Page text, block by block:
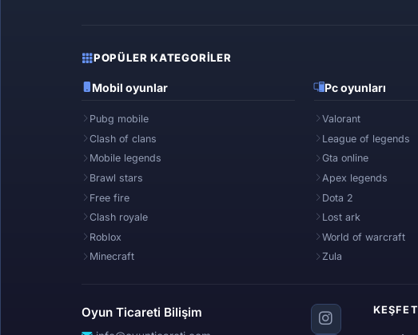
POPÜLER KATEGORILER
Mobil oyunlar
Pubg mobile
Clash of clans
Mobile legends
Brawl stars
Free fire
Clash royale
Roblox
Minecraft
Pc oyunları
Valorant
League of legends
Gta online
Apex legends
Dota 2
Lost ark
World of warcraft
Zula
Oyun Ticareti Bilişim KEŞFET